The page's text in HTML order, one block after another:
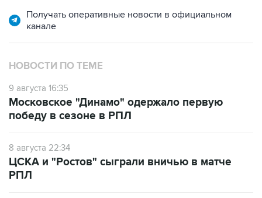
Получать оперативные новости в официальном
канале
НОВОСТИ ПО ТЕМЕ
9 августа 16:35
Московское "Динамо" одержало первую
победу в сезоне в РПЛ
8 августа 22:34
ЦСКА и "Ростов" сыграли вничью в матче
РПЛ